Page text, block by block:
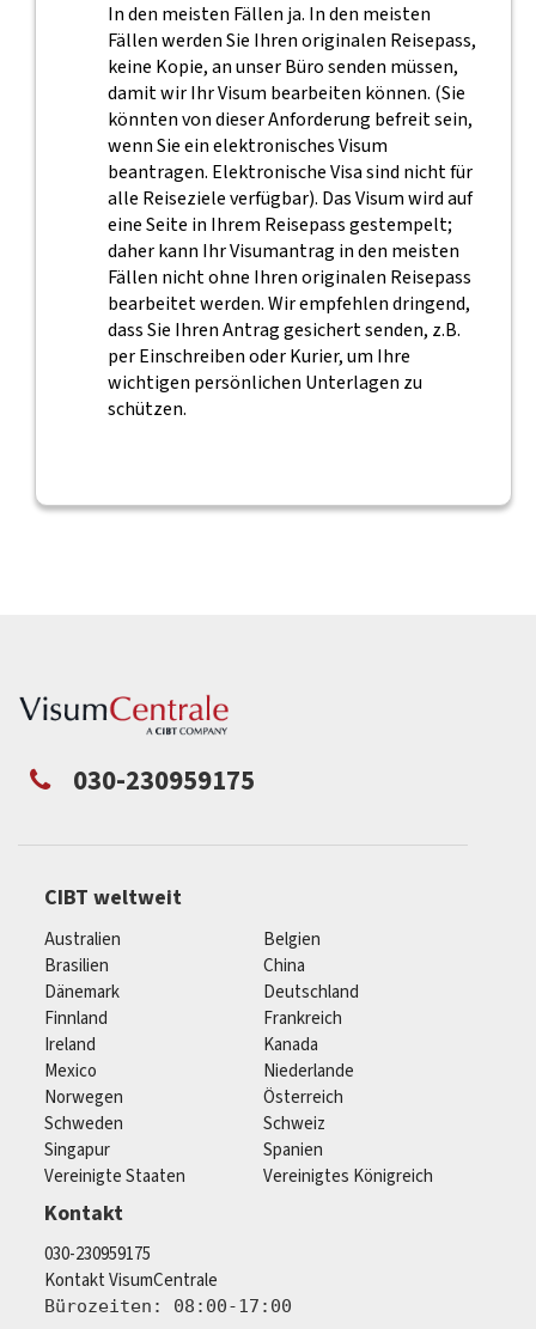
In den meisten Fällen ja. In den meisten
Fällen werden Sie Ihren originalen Reisepass,
keine Kopie, an unser Büro senden müssen,
damit wir Ihr Visum bearbeiten können. (Sie
könnten von dieser Anforderung befreit sein,
wenn Sie ein elektronisches Visum
beantragen. Elektronische Visa sind nicht für
alle Reiseziele verfügbar). Das Visum wird auf
eine Seite in Ihrem Reisepass gestempelt;
daher kann Ihr Visumantrag in den meisten
Fällen nicht ohne Ihren originalen Reisepass
bearbeitet werden. Wir empfehlen dringend,
dass Sie Ihren Antrag gesichert senden, z.B.
per Einschreiben oder Kurier, um Ihre
wichtigen persönlichen Unterlagen zu
schützen.
030-230959175
CIBT weltweit
Australien
Belgien
Brasilien
China
Dänemark
Deutschland
Finnland
Frankreich
Ireland
Kanada
Mexico
Niederlande
Norwegen
Österreich
Schweden
Schweiz
Singapur
Spanien
Vereinigte Staaten
Vereinigtes Königreich
Kontakt
030-230959175
Kontakt VisumCentrale
Bürozeiten: 08:00-17:00